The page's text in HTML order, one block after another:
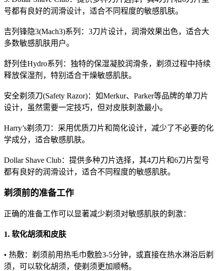
号都有良好的润滑设计，适合不同程度的敏感肌肤。
吉列锋隐3(Mach3)系列：3刀片设计，润滑效果出色，适合大
多数敏感肌肤用户。
舒列佳Hydro系列：独特的保湿凝胶润滑条，剃须过程中持续
释放保湿剂，特别适合干燥敏感肌肤。
安全剃须刀(Safety Razor)：如Merkur、Parker等品牌的单刀片
设计，虽然需要一定技巧，但对皮肤刺激最小。
Harry’s剃须刀：采用优质刀片和简化设计，减少了不必要的化
学成分，适合敏感肌肤。
Dollar Shave Club：提供多种刀片选择，其4刀片和6刀片型号
都有良好的润滑设计，适合不同程度的敏感肌肤。
剃须前的准备工作
正确的准备工作可以显著减少剃须对敏感肌肤的刺激：
1. 软化胡须和皮肤
• 热敷：剃须前用热毛巾敷脸3-5分钟，或直接在热水淋浴后剃
须，可以软化胡须，使剃须更加顺畅。